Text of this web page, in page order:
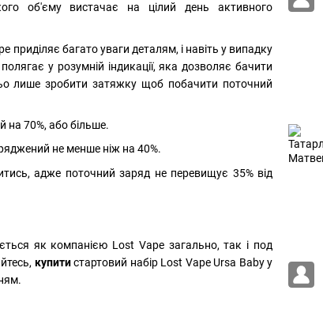
об'єму вистачає на цілий день активного
багато уваги деталям, і навіть у випадку
у розумній індикації, яка дозволяє бачити
лише зробити затяжку щоб побачити поточний
на 70%, або більше.
не менше ніж на 40%.
адже поточний заряд не перевищує 35% від
як компанією Lost Vape загально, так і под
купитистартовий набір Lost Vape Ursa Baby у